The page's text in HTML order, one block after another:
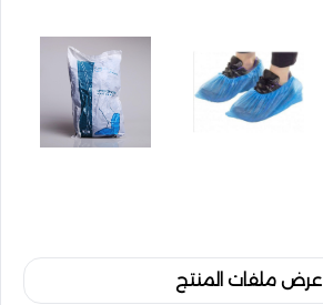
عرض ملفات المنتج